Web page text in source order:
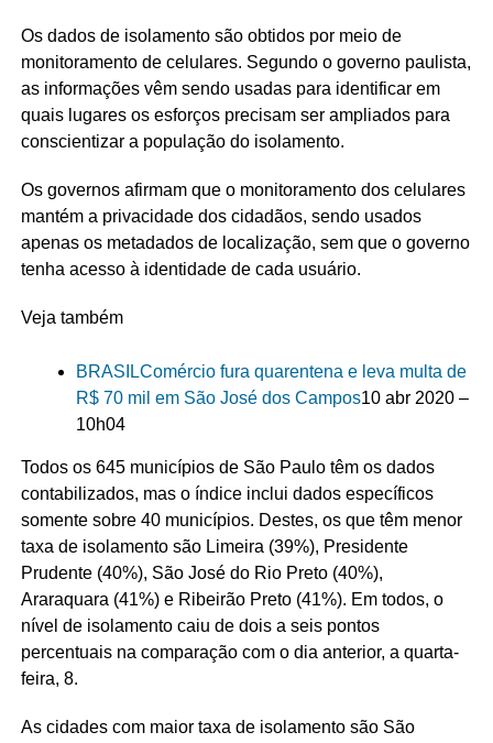
Os dados de isolamento são obtidos por meio de
monitoramento de celulares. Segundo o governo paulista,
as informações vêm sendo usadas para identificar em
quais lugares os esforços precisam ser ampliados para
conscientizar a população do isolamento.
Os governos afirmam que o monitoramento dos celulares
mantém a privacidade dos cidadãos, sendo usados
apenas os metadados de localização, sem que o governo
tenha acesso à identidade de cada usuário.
Veja também
BRASILComércio fura quarentena e leva multa de
R$ 70 mil em São José dos Campos10 abr 2020 –
10h04
Todos os 645 municípios de São Paulo têm os dados
contabilizados, mas o índice inclui dados específicos
somente sobre 40 municípios. Destes, os que têm menor
taxa de isolamento são Limeira (39%), Presidente
Prudente (40%), São José do Rio Preto (40%),
Araraquara (41%) e Ribeirão Preto (41%). Em todos, o
nível de isolamento caiu de dois a seis pontos
percentuais na comparação com o dia anterior, a quarta-
feira, 8.
As cidades com maior taxa de isolamento são São